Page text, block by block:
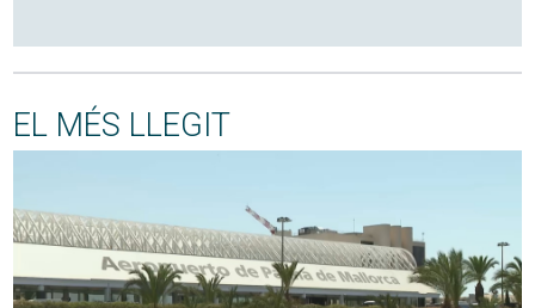
EL MÉS LLEGIT